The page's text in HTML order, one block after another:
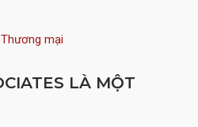
mại
LÀ MỘT